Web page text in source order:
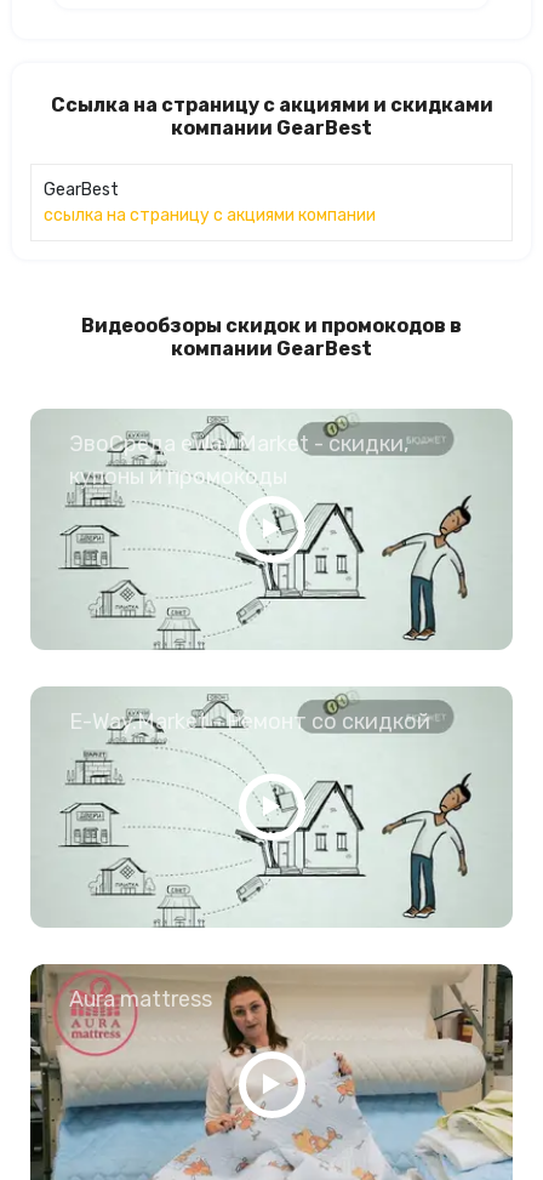
Ссылка на страницу с акциями и скидками
компании GearBest
GearBest
ссылка на страницу с акциями компании
Видеообзоры скидок и промокодов в
компании GearBest
ЭвоСреда eWay Market - скидки,
купоны и промокоды
E-Way.Market - Ремонт со скидкой
Aura mattress